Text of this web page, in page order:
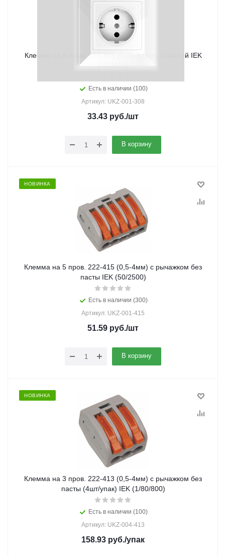
Клемма на 8 пров. 773-308 (0,75-2,5мм) с пастой IEK
(50/3000)
Есть в наличии (100)
Артикул: UKZ-001-308
33.43 руб./шт
В корзину
НОВИНКА
Клемма на 5 пров. 222-415 (0,5-4мм) с рычажком без
пасты IEK (50/2500)
Есть в наличии (300)
Артикул: UKZ-001-415
51.59 руб./шт
В корзину
НОВИНКА
Клемма на 3 пров. 222-413 (0,5-4мм) с рычажком без
пасты (4шт/упак) IEK (1/80/800)
Есть в наличии (100)
Артикул: UKZ-004-413
158.93 руб./упак